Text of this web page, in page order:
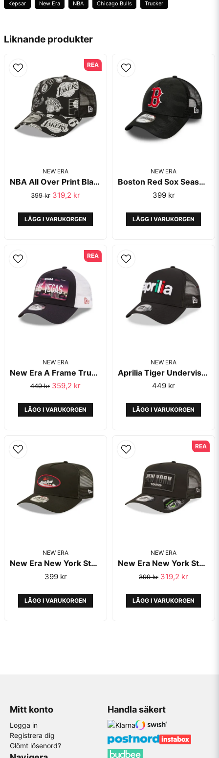
name
Namn
Ja, ni får publicera min fråga
Skicka fråga
Liknande produkter
NEW ERA
NBA All Over Print Black A-Frame Monochrome - New Era
399 kr 319,2 kr
LÄGG I VARUKORGEN
REA
NEW ERA
Boston Red Sox Seasonal The League Black Camo Trucker 9Forty - New Era
399 kr
LÄGG I VARUKORGEN
NEW ERA
New Era A Frame Trucker Las Vegas Navy
449 kr 359,2 kr
LÄGG I VARUKORGEN
REA
NEW ERA
Aprilia Tiger Undervisor Black EF Trucker Black - New Era
449 kr
LÄGG I VARUKORGEN
NEW ERA
New Era New York State Black A-Frame Trucker - New Era
399 kr
LÄGG I VARUKORGEN
NEW ERA
New Era New York State Black A-Frame Trucker Repreve - New Era
399 kr 319,2 kr
LÄGG I VARUKORGEN
REA
Kepsar New Era NBA Chicago Bulls Trucker
Mitt konto
Logga in
Registrera dig
Glömt lösenord?
Handla säkert